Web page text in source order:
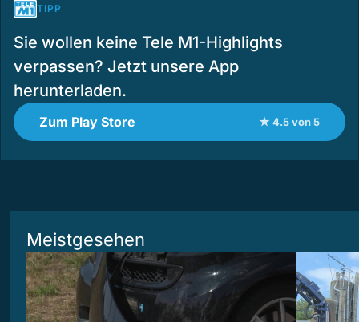
TIPP
Sie wollen keine Tele M1-Highlights
verpassen? Jetzt unsere App
herunterladen.
Zum Play Store ★ 4.5 von 5
Meistgesehen